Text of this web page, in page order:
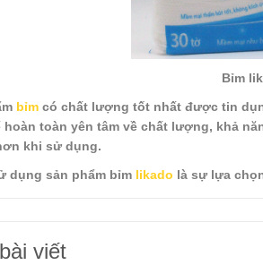
Bỉm
bỉm có chất lượng tốt nhất được tin
hoàn toàn yên tâm về chất lượng, khả
khi sử dụng.
dụng sản phẩm bỉmlikado là sự lựa
viết